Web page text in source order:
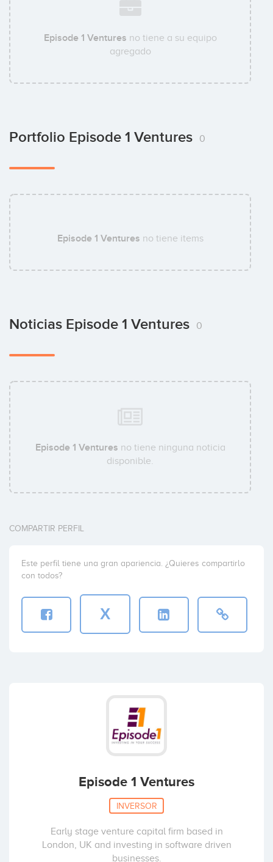
Episode 1 Ventures no tiene a su equipo
agregado
Portfolio Episode 1 Ventures 0
Episode 1 Ventures no tiene items
Noticias Episode 1 Ventures 0
Episode 1 Ventures no tiene ninguna noticia
disponible.
COMPARTIR PERFIL
Este perfil tiene una gran apariencia. ¿Quieres compartirlo
con todos?
X
Episode 1 Ventures
INVERSOR
Early stage venture capital firm based in
London, UK and investing in software driven
businesses.